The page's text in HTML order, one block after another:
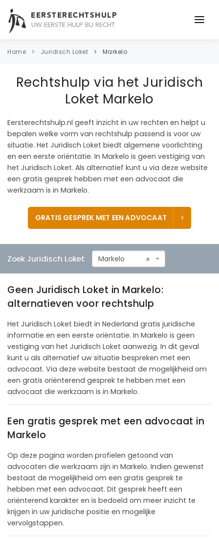
EERSTERECHTSHULP
UW EERSTE HULP BIJ RECHT
ONDERWERPEN
CONTACT
Home Juridisch Loket Markelo
Rechtshulp via het Juridisch
Loket Markelo
Eersterechtshulp.nl geeft inzicht in uw rechten en helpt u
bepalen welke vorm van rechtshulp passend is voor uw
situatie. Het Juridisch Loket biedt algemene voorlichting
en een eerste oriëntatie. In Markelo is geen vestiging van
het Juridisch Loket. Als alternatief kunt u via deze website
een gratis gesprek hebben met een advocaat die
werkzaam is in Markelo.
GRATIS GESPREK MET EEN ADVOCAAT
Zoek Juridisch Loket ×
Markelo
Geen Juridisch Loket in Markelo:
alternatieven voor rechtshulp
Het Juridisch Loket biedt in Nederland gratis juridische
informatie en een eerste oriëntatie. In Markelo is geen
vestiging van het Juridisch Loket aanwezig. In dit geval
kunt u als alternatief uw situatie bespreken met een
advocaat. Via deze website bestaat de mogelijkheid om
een gratis oriënterend gesprek te hebben met een
advocaat die werkzaam is in Markelo.
Een gratis gesprek met een advocaat in
Markelo
Op deze pagina worden profielen getoond van
advocaten die werkzaam zijn in Markelo. Indien gewenst
bestaat de mogelijkheid om een gratis gesprek te
hebben met een advocaat. Dit gesprek heeft een
oriënterend karakter en is bedoeld om meer inzicht te
krijgen in uw juridische positie en mogelijke
vervolgstappen.